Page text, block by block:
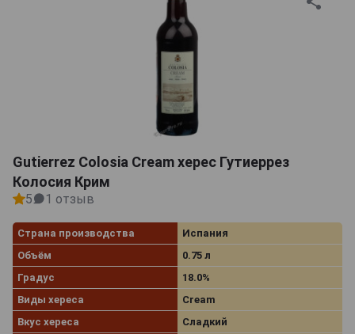
Gutierrez Colosia Cream херес Гутиеррез
Колосия Крим
5 1 отзыв
Страна производства
Испания
Объём
0.75 л
Градус
18.0%
Виды хереса
Cream
Вкус хереса
Сладкий